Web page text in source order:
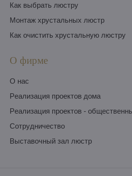
Как выбрать люстру
Монтаж хрустальных люстр
Как очистить хрустальную люстру
О фирме
O нас
Pеализация проектов дома
Pеализация проектов -
Сотрудничество
Выставочный зал люстр